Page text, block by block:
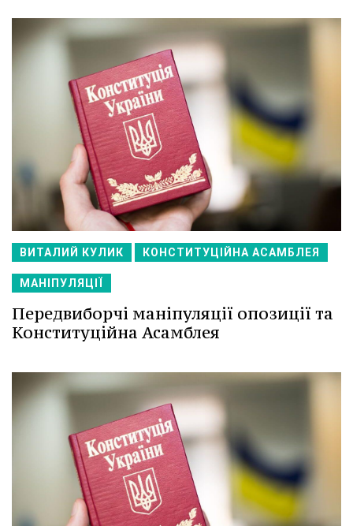
ВИТАЛИЙ КУЛИК КОНСТИТУЦІЙНА АСАМБЛЕЯ
МАНІПУЛЯЦІЇ
Передвиборчі маніпуляції опозиції та
Конституційна Асамблея